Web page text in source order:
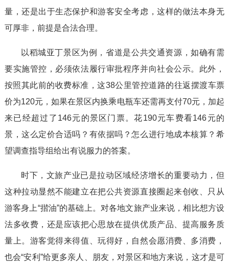
量，还是出于生态保护和游客安全考虑，这样的做法本身无
可厚非，前提是合法合理。
以稻城亚丁景区为例，省道是公共交通资源，如确有需
要实施管控，必须依法履行审批程序并向社会公示。此外，
按照其此前的收费标准，这38公里管控道路的往返摆渡车票
价为120元，如果在景区内换乘电瓶车还需再支付70元，加起
来已经超过了146元的景区门票。花190元车费看146元的
景，这么定价合适吗？有依据吗？怎么进行地成本核算？希
望调查指导组给出有说服力的答案。
时下，文旅产业已是拉动区域经济增长的重要动力，但
这种拉动显然不能建立在把公共资源直接圈起来创收、只从
游客身上“揩油”的基础上。对各地文旅产业来说，相比想方设
法多收费，还是应该把心思放在提供优质产品、提高服务质
量上。游客觉得来得值、玩得好，自然会愿消费、多消费，
也会“安利”给更多亲人、朋友，对景区和地方来说，这才是可